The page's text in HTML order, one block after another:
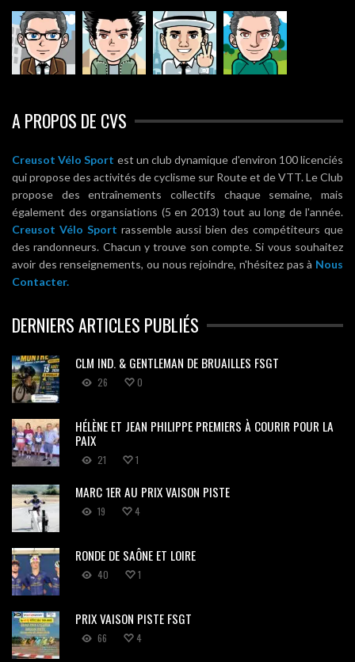
A PROPOS DE CVS
Creusot Vélo Sport est un club dynamique d'environ 100 licenciés
qui propose des activités de cyclisme sur Route et de VTT. Le Club
propose des entraînements collectifs chaque semaine, mais
également des organsiations (5 en 2013) tout au long de l'année.
Creusot Vélo Sport rassemble aussi bien des compétiteurs que
des randonneurs. Chacun y trouve son compte. Si vous souhaitez
avoir des renseignements, ou nous rejoindre, n'hésitez pas à Nous
Contacter.
DERNIERS ARTICLES PUBLIÉS
CLM IND. & GENTLEMAN DE BRUAILLES FSGT
26 0
HÉLÈNE ET JEAN PHILIPPE PREMIERS À COURIR POUR LA
PAIX
21 1
MARC 1ER AU PRIX VAISON PISTE
19 4
RONDE DE SAÔNE ET LOIRE
40 1
PRIX VAISON PISTE FSGT
66 4